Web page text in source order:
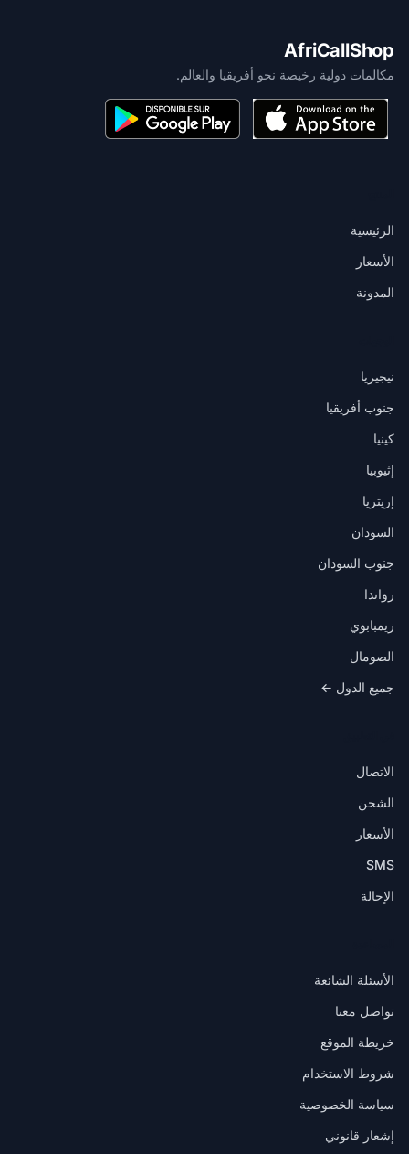
AfriCallShop
مكالمات دولية رخيصة نحو أفريقيا والعالم.
الرئيسية
الأسعار
المدونة
نيجيريا
جنوب أفريقيا
كينيا
إثيوبيا
إريتريا
السودان
جنوب السودان
رواندا
زيمبابوي
الصومال
جميع الدول ←
الاتصال
الشحن
الأسعار
SMS
الإحالة
الأسئلة الشائعة
تواصل معنا
خريطة الموقع
شروط الاستخدام
سياسة الخصوصية
إشعار قانوني